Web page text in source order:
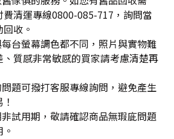
清運專線0800-085-717，詢問當
收。
台螢幕調色都不同，照片與實物難
質感非常敏感的買家請考慮清楚再
題可撥打客服專線詢問，避免產生
試用期，敬請確認商品無瑕庛問題